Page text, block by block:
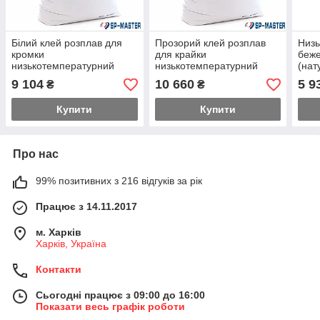
Білий клей розплав для
кромки
низькотемпературний
Клейберіт 788.3.10 (25 кг),
Kleiberit 788.3.10
9 104 ₴
Купити
Прозорий клей розплав
для крайки
низькотемпературний
Клейберіт 788.9.20 (20 кг),
Kleiberit 788.9.20
10 660₴
Купити
(25
5
Про нас
99% позитивних з 216 відгуків за рік
Працює з 14.11.2017
м. Харків
Харків, Україна
Контакти
Сьогодні працює з 09:00 до 16:00
Показати весь графік роботи